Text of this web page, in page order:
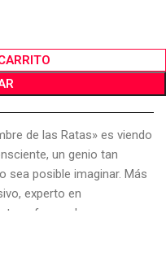
de las Ratas» es viendo
un genio tan
posible imaginar. Más
experto en
transformar la
conflicto psíquico en
es la neurosis como